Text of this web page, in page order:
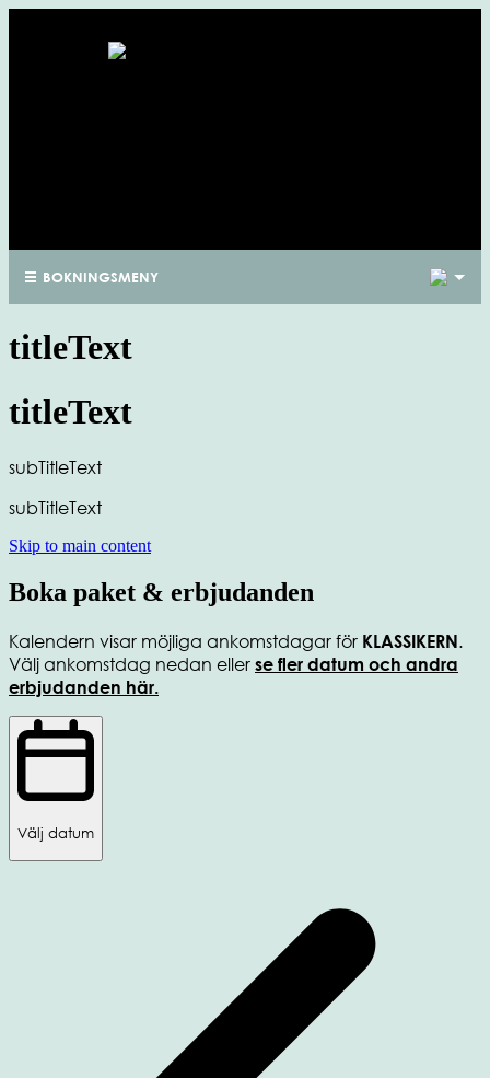
BOKNINGSMENY
titleText
titleText
subTitleText
subTitleText
Skip to main content
Boka paket & erbjudanden
Kalendern visar möjliga ankomstdagar för KLASSIKERN.
Välj ankomstdag nedan eller se fler datum och andra
erbjudanden här.
Välj datum